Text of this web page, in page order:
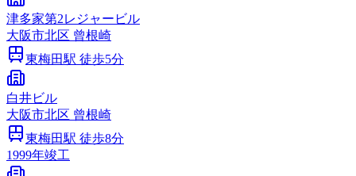
津多家第2レジャービル
大阪市北区 曾根崎
東梅田駅 徒歩5分
白井ビル
大阪市北区 曾根崎
東梅田駅 徒歩8分
1999年竣工